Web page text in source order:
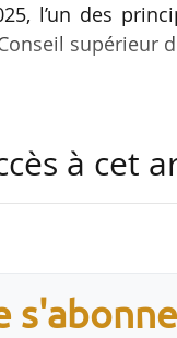
l’un des
supérieur
l’indice
: +0,7 %
augmentent
à cet